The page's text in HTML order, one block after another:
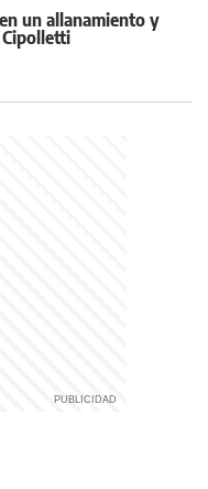
un allanamiento y